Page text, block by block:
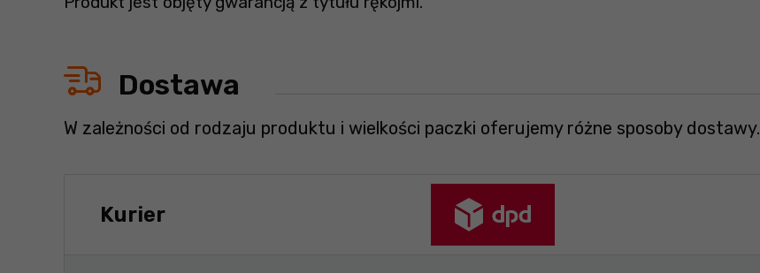
Dostawa
W zależności od rodzaju produktu i wielkości paczki oferujemy różne sposoby dostawy.
Kurier